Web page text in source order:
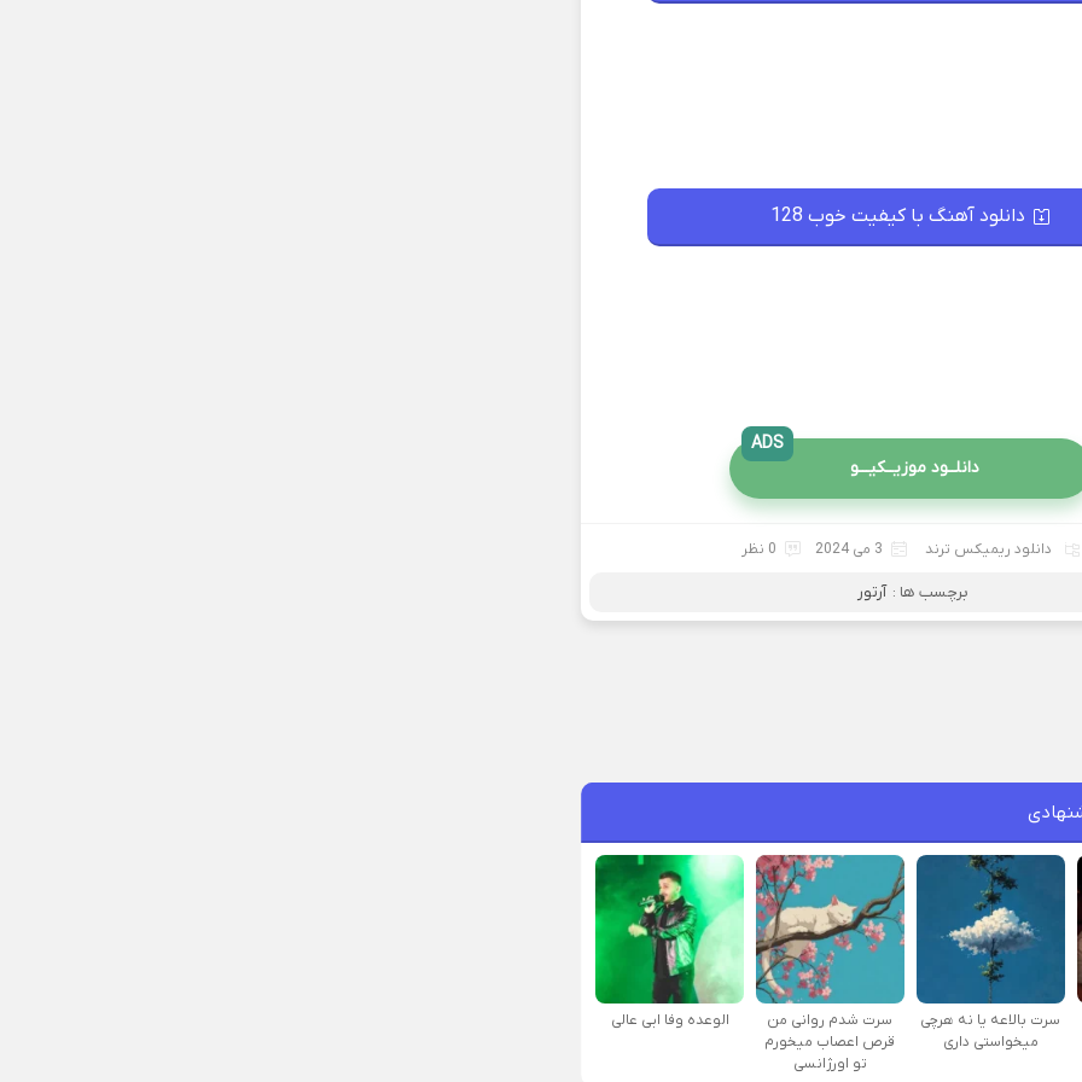
دانلود آهنگ با کیفیت خوب 128
دانلــود موزیــکیـــو
ADS
دانلود ریمیکس ترند 3 می 2024 0 نظر
برچسب ها : آرتور
سرت بالاعه یا نه هرچی
میخواستی داری
سرت شدم روانی من
قرص اعصاب میخورم
تو اورژانسی
الوعده وفا ابی عالی